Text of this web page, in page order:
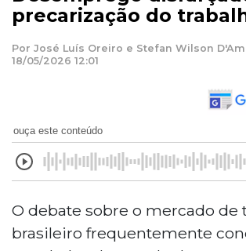
precarização do
Por José Luís Oreiro e Stefan Wilson
18/05/2026 12:01
ouça este conteúdo
O debate sobre o mercado de
brasileiro frequentemente